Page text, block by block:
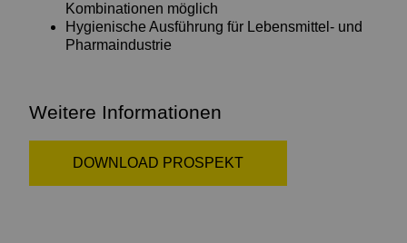
Kombinationen möglich
Hygienische Ausführung für Lebensmittel- und
Pharmaindustrie
Weitere Informationen
DOWNLOAD PROSPEKT